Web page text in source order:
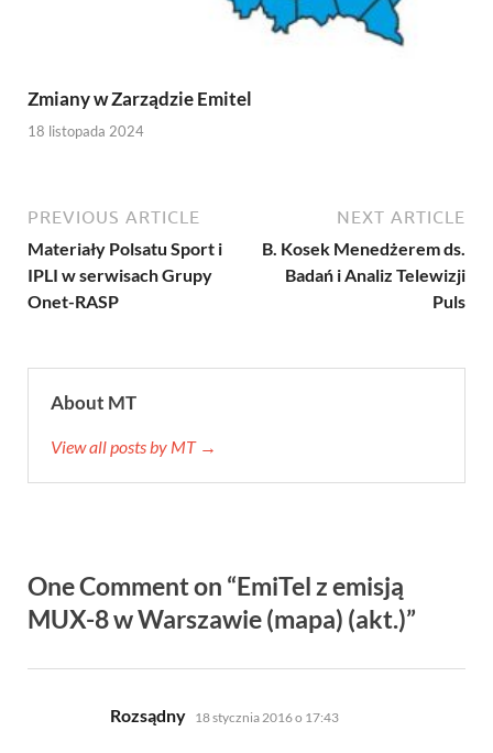
Zmiany w Zarządzie Emitel
18 listopada 2024
PREVIOUS ARTICLE
Materiały Polsatu Sport i
IPLI w serwisach Grupy
Onet-RASP
NEXT ARTICLE
B. Kosek Menedżerem ds.
Badań i Analiz Telewizji
Puls
About MT
View all posts by MT →
One Comment on “EmiTel z emisją
MUX-8 w Warszawie (mapa) (akt.)”
Rozsądny pisze:
18 stycznia 2016 o 17:43